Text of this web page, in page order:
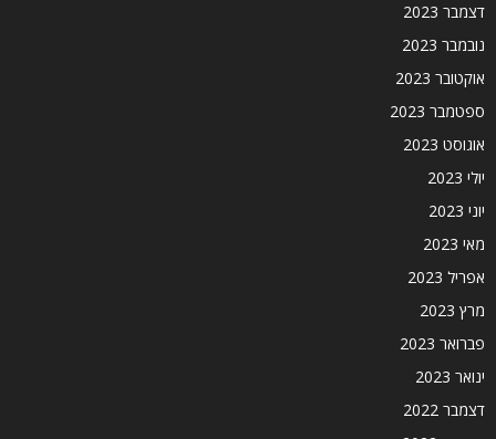
דצמבר 2023
נובמבר 2023
אוקטובר 2023
ספטמבר 2023
אוגוסט 2023
יולי 2023
יוני 2023
מאי 2023
אפריל 2023
מרץ 2023
פברואר 2023
ינואר 2023
דצמבר 2022